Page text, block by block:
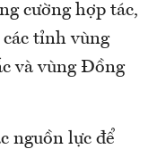
cường hợp tác,
tỉnh vùng
và vùng Đồng
nguồn lực để